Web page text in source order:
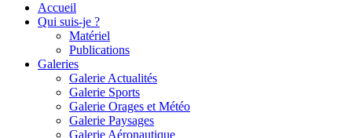
Accueil
Qui suis-je ?
Matériel
Publications
Galeries
Galerie Actualités
Galerie Sports
Galerie Orages et Météo
Galerie Paysages
Galerie Aéronautique